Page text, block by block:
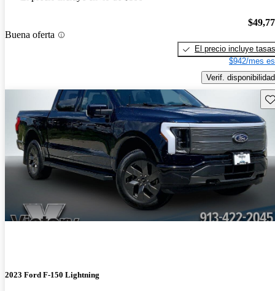
Buena oferta
El precio incluye tasas
$942/mes
Verif. disponibilidad
2023 Ford F-150 Lightning